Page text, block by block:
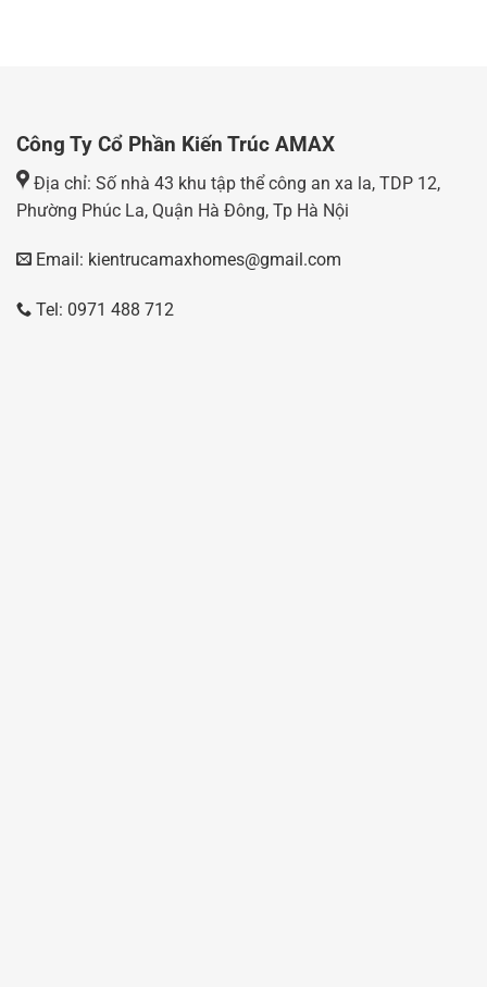
Công Ty Cổ Phần Kiến Trúc AMAX
Địa chỉ: Số nhà 43 khu tập thể công an xa la, TDP 12,
Phường Phúc La, Quận Hà Đông, Tp Hà Nội
Email: kientrucamaxhomes@gmail.com
Tel: 0971 488 712